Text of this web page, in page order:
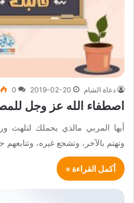
دعاة الشام 2019-02-20
0
اصطفاء الله عز وجل
أيها المربي مالذي يحملك لتلهث
وتهتم بالآخر، وتشجع غيره،
أكمل القراءة »